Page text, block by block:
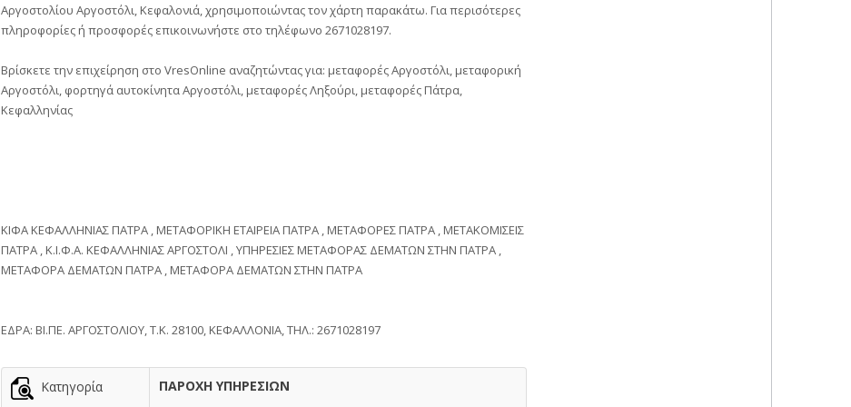
Αργοστολίου Αργοστόλι, Κεφαλονιά, χρησιμοποιώντας τον χάρτη παρακάτω. Για περισότερες
πληροφορίες ή προσφορές επικοινωνήστε στο τηλέφωνο 2671028197.
Βρίσκετε την επιχείρηση στο VresOnline αναζητώντας για: μεταφορές Αργοστόλι, μεταφορική
Αργοστόλι, φορτηγά αυτοκίνητα Αργοστόλι, μεταφορές Ληξούρι, μεταφορές Πάτρα,
Κεφαλληνίας
ΚΙΦΑ ΚΕΦΑΛΛΗΝΙΑΣ ΠΑΤΡΑ , ΜΕΤΑΦΟΡΙΚΗ ΕΤΑΙΡΕΙΑ ΠΑΤΡΑ , ΜΕΤΑΦΟΡΕΣ ΠΑΤΡΑ , ΜΕΤΑΚΟΜΙΣΕΙΣ
ΠΑΤΡΑ , Κ.Ι.Φ.Α. ΚΕΦΑΛΛΗΝΙΑΣ ΑΡΓΟΣΤΟΛΙ , ΥΠΗΡΕΣΙΕΣ ΜΕΤΑΦΟΡΑΣ ΔΕΜΑΤΩΝ ΣΤΗΝ ΠΑΤΡΑ ,
ΜΕΤΑΦΟΡΑ ΔΕΜΑΤΩΝ ΠΑΤΡΑ , ΜΕΤΑΦΟΡΑ ΔΕΜΑΤΩΝ ΣΤΗΝ ΠΑΤΡΑ
ΕΔΡΑ: ΒΙ.ΠΕ. ΑΡΓΟΣΤΟΛΙΟΥ, Τ.Κ. 28100, ΚΕΦΑΛΛΟΝΙΑ, ΤΗΛ.: 2671028197
Κατηγορία ΠΑΡΟΧΗ ΥΠΗΡΕΣΙΩΝ